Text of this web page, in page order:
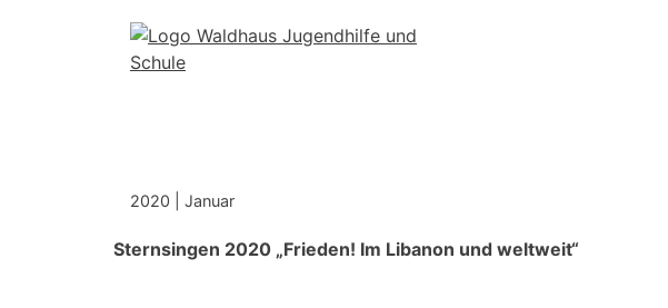
2020 Januar
Sternsingen 2020 „Frieden! Im Libanon und weltweit“